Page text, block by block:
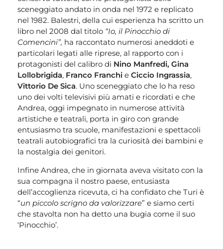
sceneggiato andato in onda nel 1972 e replicato
nel 1982. Balestri, della cui esperienza ha scritto un
libro nel 2008 dal titolo “Io, il Pinocchio di
Comencini”, ha raccontato numerosi aneddoti e
particolari legati alle riprese, al rapporto con i
protagonisti del calibro di Nino Manfredi, Gina
Lollobrigida, Franco Franchi e Ciccio Ingrassia,
Vittorio De Sica. Uno sceneggiato che lo ha reso
uno dei volti televisivi più amati e ricordati e che
Andrea, oggi impegnato in numerose attività
artistiche e teatrali, porta in giro con grande
entusiasmo tra scuole, manifestazioni e spettacoli
teatrali autobiografici tra la curiosità dei bambini e
la nostalgia dei genitori.
Infine Andrea, che in giornata aveva visitato con la
sua compagna il nostro paese, entusiasta
dell’accoglienza ricevuta, ci ha confidato che Turi è
“un piccolo scrigno da valorizzare” e siamo certi
che stavolta non ha detto una bugia come il suo
‘Pinocchio’.